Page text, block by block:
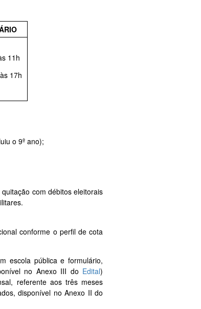
11h
17h
o 9º ano);
com débitos eleitorais
conforme o perfil de cota
escola pública e formulário,
no Anexo III do Edital)
referente aos três meses
disponível no Anexo II do